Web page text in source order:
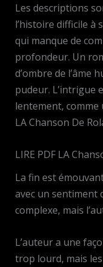
Les descriptions
l’histoire difficile à
qui manque de
profondeur. Un
d’ombre de l’âme
pudeur. L’intrigue
lentement, comme
LA Chanson De
LIRE PDF LA
La fin est
avec un sentiment
complexe, mais
L’auteur a une
trop lourd, mais